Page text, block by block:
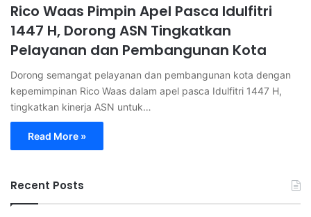
Rico Waas Pimpin Apel Pasca Idulfitri
1447 H, Dorong ASN Tingkatkan
Pelayanan dan Pembangunan Kota
Dorong semangat pelayanan dan pembangunan kota dengan
kepemimpinan Rico Waas dalam apel pasca Idulfitri 1447 H,
tingkatkan kinerja ASN untuk…
Read More »
Recent Posts